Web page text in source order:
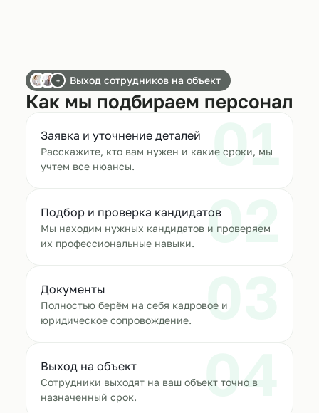
+ Выход сотрудников на объект
Как мы подбираем персонал
01
Заявка и уточнение деталей
Расскажите, кто вам нужен и какие сроки, мы
учтем все нюансы.
02
Подбор и проверка кандидатов
Мы находим нужных кандидатов и проверяем
их профессиональные навыки.
03
Документы
Полностью берём на себя кадровое и
юридическое сопровождение.
04
Выход на объект
Сотрудники выходят на ваш объект точно в
назначенный срок.